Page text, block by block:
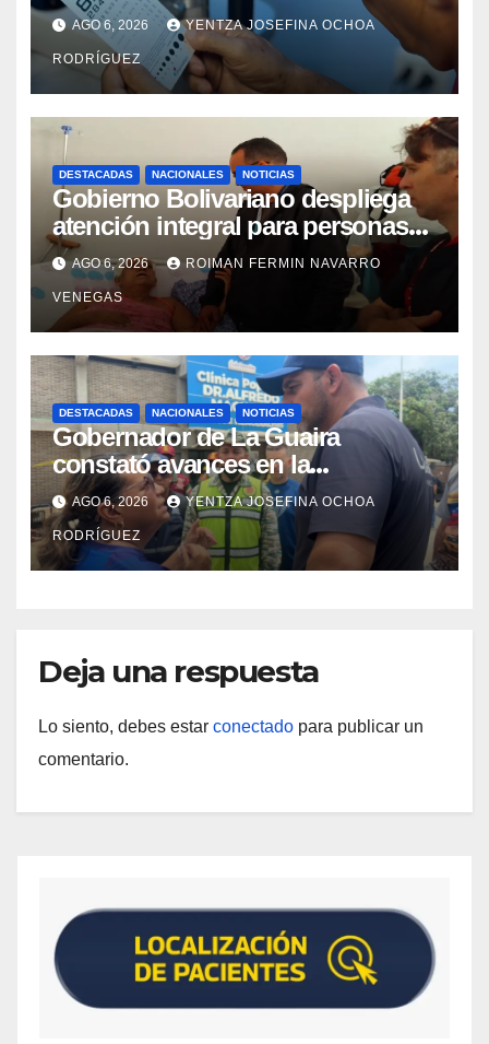
cataratas en Zulia
AGO 6, 2026 YENTZA JOSEFINA OCHOA
RODRÍGUEZ
DESTACADAS NACIONALES NOTICIAS
Gobierno Bolivariano despliega
atención integral para personas
con discapacidad en
campamentos de La Guaira
AGO 6, 2026 ROIMAN FERMIN NAVARRO
VENEGAS
DESTACADAS NACIONALES NOTICIAS
Gobernador de La Guaira
constató avances en la
rehabilitación del Hospitalito de
Catia la Mar
AGO 6, 2026 YENTZA JOSEFINA OCHOA
RODRÍGUEZ
Deja una respuesta
Lo siento, debes estar conectado para publicar un
comentario.